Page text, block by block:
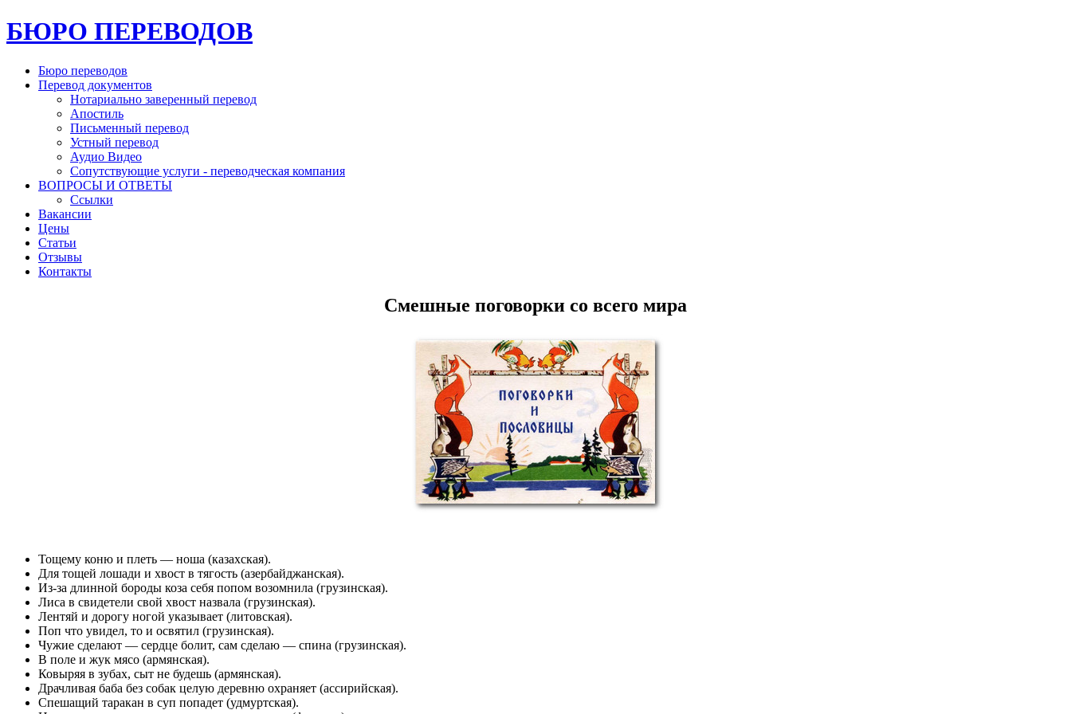
БЮРО ПЕРЕВОДОВ
Бюро переводов
Перевод документов
Нотариально заверенный перевод
Апостиль
Письменный перевод
Устный перевод
Аудио Видео
Сопутствующие услуги - переводческая компания
ВОПРОСЫ И ОТВЕТЫ
Ссылки
Вакансии
Цены
Статьи
Отзывы
Контакты
Смешные поговорки со всего мира
Тощему коню и плеть — ноша (казахская).
Для тощей лошади и хвост в тягость (азербайджанская).
Из-за длинной бороды коза себя попом возомнила (грузинская).
Лиса в свидетели свой хвост назвала (грузинская).
Лентяй и дорогу ногой указывает (литовская).
Поп что увидел, то и освятил (грузинская).
Чужие сделают — сердце болит, сам сделаю — спина (грузинская).
В поле и жук мясо (армянская).
Ковыряя в зубах, сыт не будешь (армянская).
Драчливая баба без собак целую деревню охраняет (ассирийская).
Спешащий таракан в суп попадет (удмуртская).